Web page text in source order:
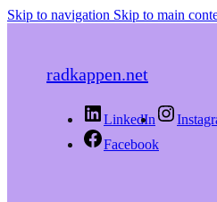
Skip to navigation Skip to main
radkappen.net
LinkedIn
Facebook